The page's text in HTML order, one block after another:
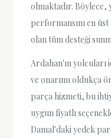
olmaktadır. Böylece,
performansını en
olan tüm desteği
Ardahan'ın yolcuları
ve onarımı oldukça
parça hizmeti, bu
uygun fiyatlı
Damal'daki yedek